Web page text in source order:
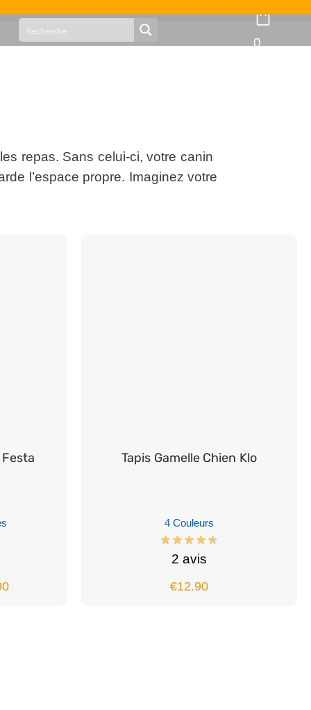
0
repas. Sans celui-ci, votre canin
l’espace propre. Imaginez votre
Tapis Gamelle Chien Klo
4 Couleurs
2 avis
€12.90